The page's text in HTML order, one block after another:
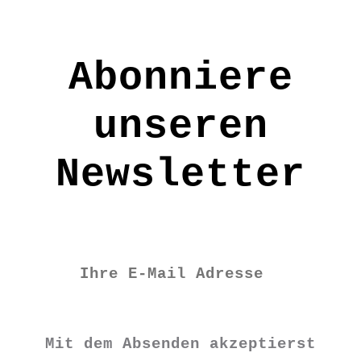
Material: 100% Wolle
Pflege: mit feuchtem Tuch
abtupfen
FE9911
Abonniere
unseren
Newsletter
Mit dem Absenden akzeptierst